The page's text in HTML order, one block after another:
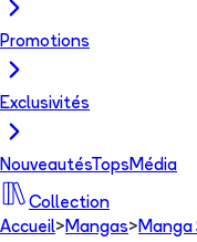
Promotions
Exclusivités
NouveautésTops Média
Collection
Accueil> Mangas> Manga